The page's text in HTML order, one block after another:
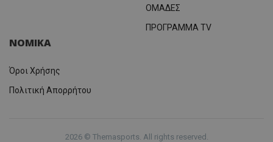
ΟΜΑΔΕΣ
ΠΡΟΓΡΑΜΜΑ TV
ΝΟΜΙΚΑ
Όροι Χρήσης
Πολιτική Απορρήτου
2026 © Themasports. All rights reserved.